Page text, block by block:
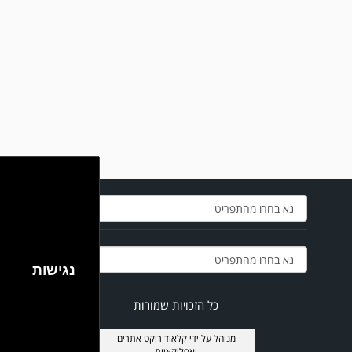
במשחק אימון שהתקיים הבוקר יום ה' ניצחה קרית מלאכי את עירוני אשדוד 5-0.
כל הזכויות שמורות
מנוהל על ידיקלאוד רוקט אתרים
נגישות